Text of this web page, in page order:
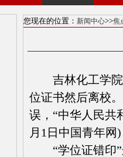
您现在的位置： 新闻中心>>焦
吉林化工学院
位证书然后离校
误，“中华人民共
月1日中国青年网)
“学位证错印”